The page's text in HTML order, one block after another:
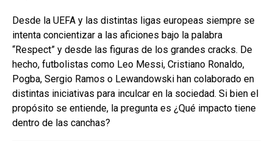
Desde la UEFA y las distintas ligas europeas siempre se
intenta concientizar a las aficiones bajo la palabra
“Respect” y desde las figuras de los grandes cracks. De
hecho, futbolistas como Leo Messi, Cristiano Ronaldo,
Pogba, Sergio Ramos o Lewandowski han colaborado en
distintas iniciativas para inculcar en la sociedad. Si bien el
propósito se entiende, la pregunta es ¿Qué impacto tiene
dentro de las canchas?